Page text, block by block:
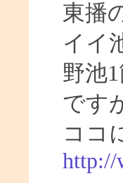
東播
イイ
野池
です
ココ
http://